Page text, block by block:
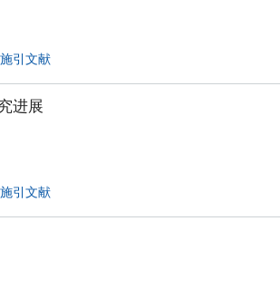
施引文献
进展
施引文献